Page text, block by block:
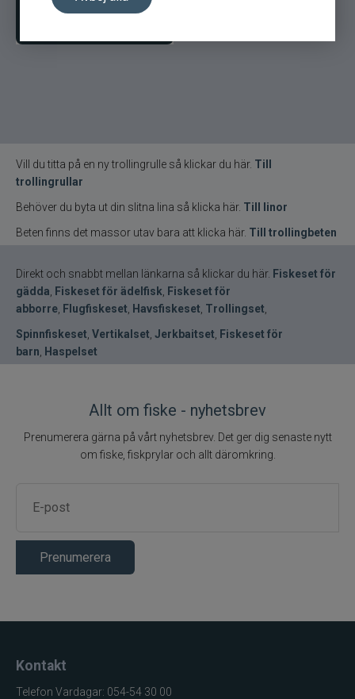
Lägg i varukorgen
Vill du titta på en ny trollingrulle så klickar du här. Till
trollingrullar
Behöver du byta ut din slitna lina så klicka här. Till linor
Beten finns det massor utav bara att klicka här. Till trollingbeten
Direkt och snabbt mellan länkarna så klickar du här. Fiskeset för
gädda, Fiskeset för ädelfisk, Fiskeset för
abborre, Flugfiskeset, Havsfiskeset, Trollingset,
Spinnfiskeset, Vertikalset, Jerkbaitset, Fiskeset för
barn, Haspelset
Allt om fiske - nyhetsbrev
Prenumerera gärna på vårt nyhetsbrev. Det ger dig senaste nytt
om fiske, fiskprylar och allt däromkring.
Prenumerera
Kontakt
Telefon Vardagar: 054-54 30 00